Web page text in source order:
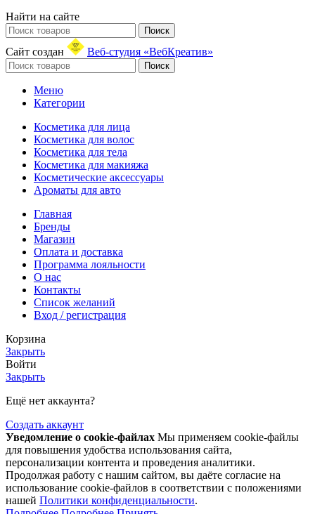
Найти на сайте
Поиск
Сайт создан Веб-студия «ВебКреатив»
Поиск
Меню
Категории
Косметика для лица
Косметика для волос
Косметика для тела
Косметика для макияжа
Косметические аксессуары
Ароматы для авто
Главная
Бренды
Магазин
Оплата и доставка
Программа лояльности
О нас
Контакты
Список желаний
Вход / регистрация
Корзина
Закрыть
Войти
Закрыть
Ещё нет аккаунта?
Создать аккаунт
Уведомление о cookie-файлах Мы применяем cookie-файлы
для повышения удобства использования сайта,
персонализации контента и проведения аналитики.
Продолжая работу с нашим сайтом, вы даёте согласие на
использование cookie-файлов в соответствии с положениями
нашей Политики конфиденциальности.